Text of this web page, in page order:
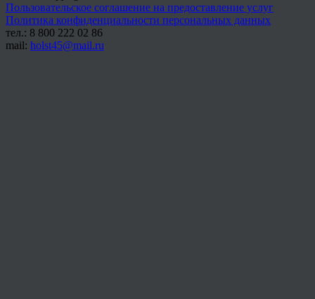
Пользовательское соглашение на предоставление услуг
Политика конфиденциальности персональных данных
тел.: 8 800 222 02 86
mail: holst45@mail.ru